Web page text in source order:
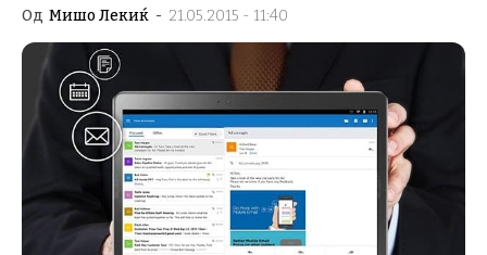
Од Мишо Лекиќ - 21.05.2015 - 11:40